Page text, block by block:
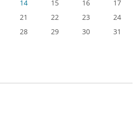
14 15 16
17
21 22 23
24
28 29 30
31